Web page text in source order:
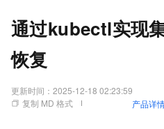
通过kubectl实现
恢复
更新时间： 2025-12-18 02:23:59
复制 MD 格式
产品详